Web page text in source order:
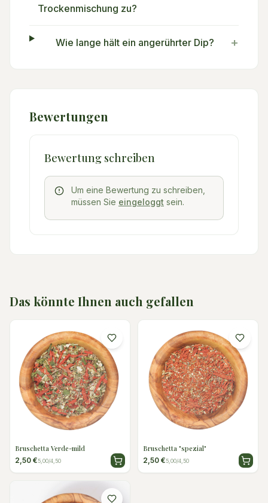
Trockenmischung zu?
Wie lange hält ein angerührter Dip? +
Bewertungen
Bewertung schreiben
Um eine Bewertung zu schreiben,
müssen Sie eingeloggt sein.
Das könnte Ihnen auch gefallen
Bruschetta Verde-mild
2,50 €5,00/4,50
Bruschetta "spezial"
2,50 €5,00/4,50